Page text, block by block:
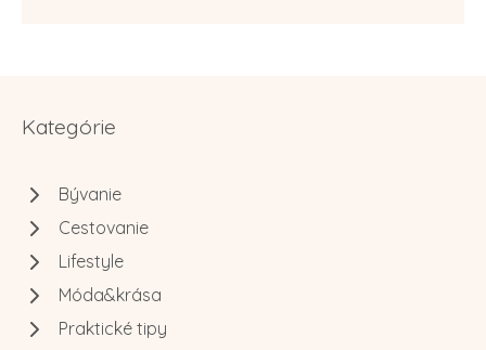
Kategórie
Bývanie
Cestovanie
Lifestyle
Móda&krása
Praktické tipy